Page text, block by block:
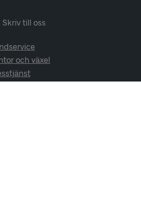
Skriv till oss
och växel